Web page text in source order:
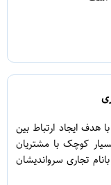
هدف ایجاد ارتباط بین
کوچک با مشتریان
تجاری سرواندیشان